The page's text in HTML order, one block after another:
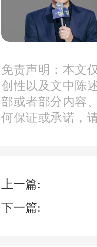
带着疑问
方，尽管
式却实实
“但凡要
免责声明：本文
创性以及文中陈
部或者部分内容
何保证或承诺，
上一篇:
下一篇: